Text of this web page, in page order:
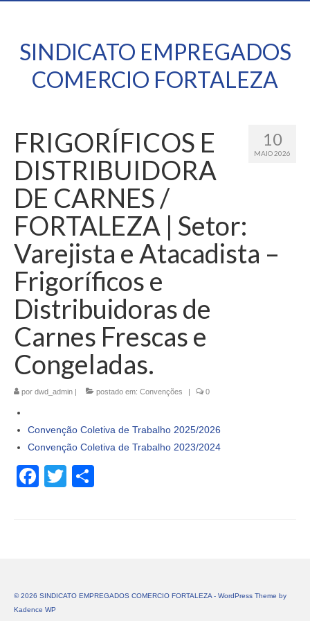
SINDICATO EMPREGADOS
COMERCIO FORTALEZA
10
MAIO 2026
FRIGORÍFICOS E
DISTRIBUIDORA
DE CARNES /
FORTALEZA | Setor:
Varejista e Atacadista –
Frigoríficos e
Distribuidoras de
Carnes Frescas e
Congeladas.
por dwd_admin | postado em: Convenções | 0
Convenção Coletiva de Trabalho 2025/2026
Convenção Coletiva de Trabalho 2023/2024
Facebook
Twitter
© 2026 SINDICATO EMPREGADOS COMERCIO FORTALEZA - WordPress Theme by
Kadence WP